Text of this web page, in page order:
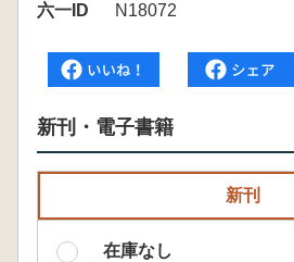
六一ID
N18072
新刊・電子書籍
新刊
在庫なし